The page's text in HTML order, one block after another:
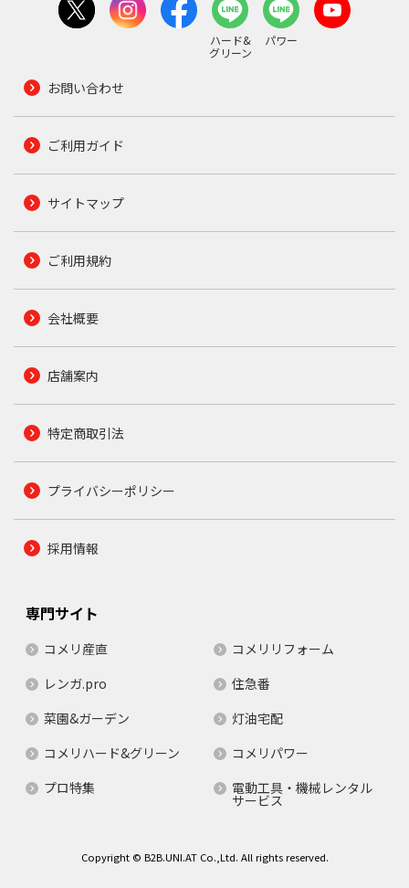
ハード&
グリーン
パワー
お問い合わせ
ご利用ガイド
サイトマップ
ご利用規約
会社概要
店舗案内
特定商取引法
プライバシーポリシー
採用情報
専門サイト
コメリ産直
コメリリフォーム
レンガ.pro
住急番
菜園&ガーデン
灯油宅配
コメリハード&グリーン
コメリパワー
プロ特集
電動工具・機械レンタル
サービス
Copyright © B2B.UNI.AT Co.,Ltd. All rights reserved.